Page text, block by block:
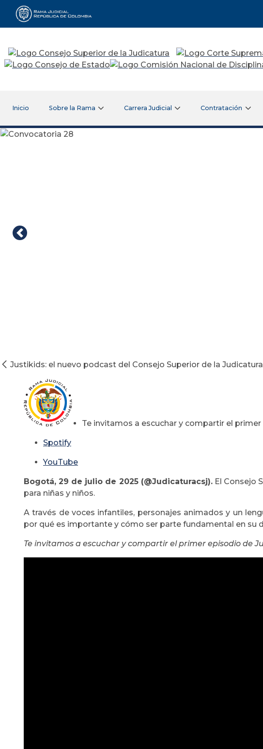
Rama Judicial
Inicio Sobre la Rama Carrera Judicial Contratación
Justikids: el nuevo podcast del Consejo Superior de la
Te invitamos a escuchar y compartir el
Spotify
YouTube
Bogotá, 29 de julio de 2025 (@Judicaturacsj).El Consejo
para niñas y niños.
A través de voces infantiles, personajes animados y un
por qué es importante y cómo ser parte fundamental en su
Te invitamos a escuchar y compartir el primer episodio de